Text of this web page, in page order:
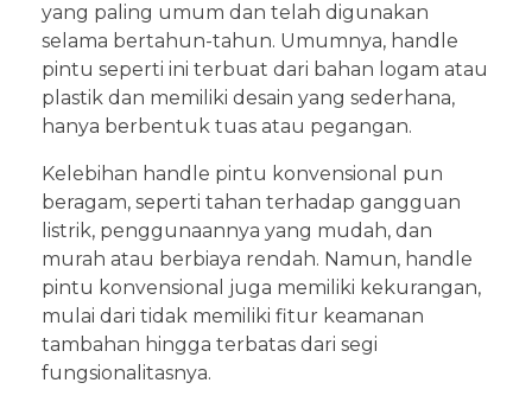
yang paling umum dan telah digunakan
selama bertahun-tahun. Umumnya, handle
pintu seperti ini terbuat dari bahan logam atau
plastik dan memiliki desain yang sederhana,
hanya berbentuk tuas atau pegangan.
Kelebihan handle pintu konvensional pun
beragam, seperti tahan terhadap gangguan
listrik, penggunaannya yang mudah, dan
murah atau berbiaya rendah. Namun, handle
pintu konvensional juga memiliki kekurangan,
mulai dari tidak memiliki fitur keamanan
tambahan hingga terbatas dari segi
fungsionalitasnya.